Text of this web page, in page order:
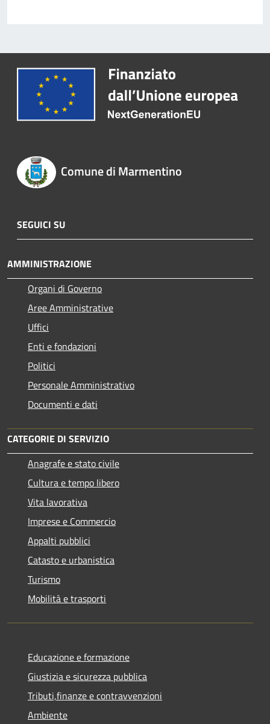
Comune di Marmentino
SEGUICI SU
AMMINISTRAZIONE
Organi di Governo
Aree Amministrative
Uffici
Enti e fondazioni
Politici
Personale Amministrativo
Documenti e dati
CATEGORIE DI SERVIZIO
Anagrafe e stato civile
Cultura e tempo libero
Vita lavorativa
Imprese e Commercio
Appalti pubblici
Catasto e urbanistica
Turismo
Mobilità e trasporti
Educazione e formazione
Giustizia e sicurezza pubblica
Tributi,finanze e contravvenzioni
Ambiente